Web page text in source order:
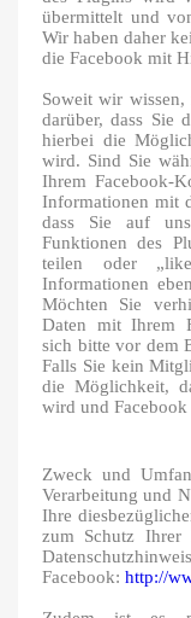
übermittelt und
Wir haben daher
die Facebook mit
Soweit wir
darüber, dass Sie
hierbei die
wird. Sind Sie
Ihrem Facebook-
Informationen mit
dass Sie auf
Funktionen des
teilen oder
Informationen
Möchten Sie
Daten mit Ihrem
sich bitte vor dem
Falls Sie kein
die Möglichkeit,
wird und Facebook
Zweck und
Verarbeitung und
Ihre
zum Schutz Ihrer
Facebook: http://